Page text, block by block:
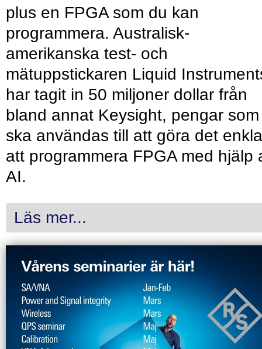
plus en FPGA som du kan
programmera. Australisk-
amerikanska test- och
mätuppstickaren Liquid
har tagit in 50 miljoner dollar från
bland annat Keysight, pengar som
ska användas till att göra det
att programmera FPGA med hjälp
AI.
Läs mer...